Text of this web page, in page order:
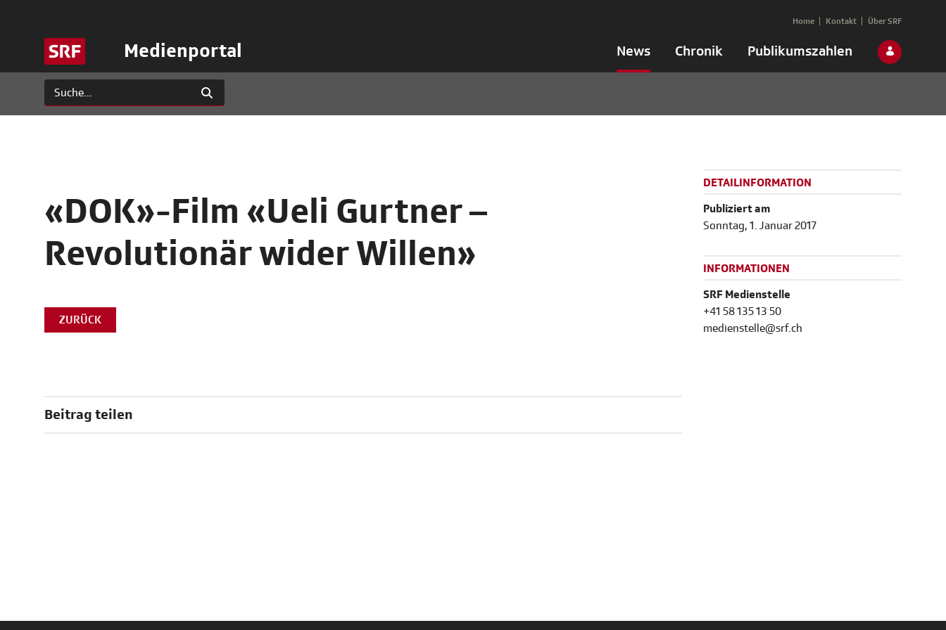
Medienportal News Chronik Publikumszahlen
Home Kontakt Über SRF
«DOK»-Film «Ueli Gurtner –
Revolutionär wider Willen»
ZURÜCK
Beitrag teilen
DETAILINFORMATION
Publiziert am
Sonntag, 1. Januar 2017
INFORMATIONEN
SRF Medienstelle
+41 58 135 13 50
medienstelle@srf.ch